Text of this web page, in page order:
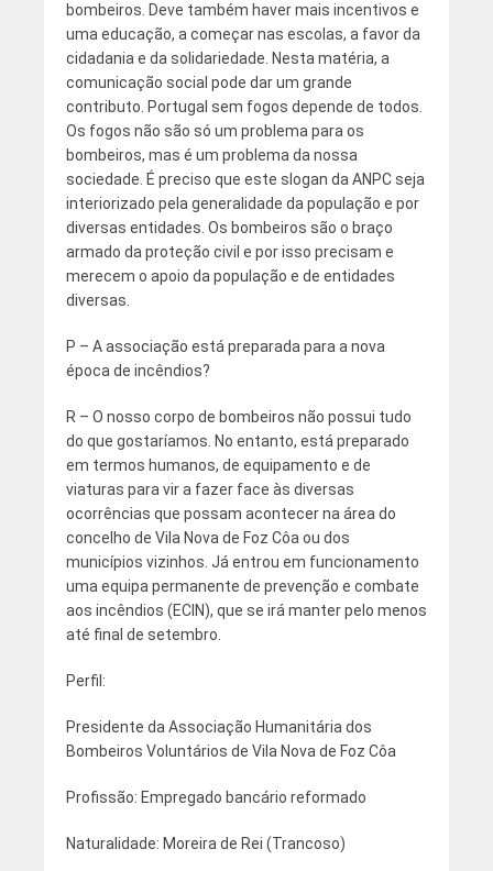
bombeiros. Deve também haver mais incentivos e
uma educação, a começar nas escolas, a favor da
cidadania e da solidariedade. Nesta matéria, a
comunicação social pode dar um grande
contributo. Portugal sem fogos depende de todos.
Os fogos não são só um problema para os
bombeiros, mas é um problema da nossa
sociedade. É preciso que este slogan da ANPC seja
interiorizado pela generalidade da população e por
diversas entidades. Os bombeiros são o braço
armado da proteção civil e por isso precisam e
merecem o apoio da população e de entidades
diversas.
P – A associação está preparada para a nova
época de incêndios?
R – O nosso corpo de bombeiros não possui tudo
do que gostaríamos. No entanto, está preparado
em termos humanos, de equipamento e de
viaturas para vir a fazer face às diversas
ocorrências que possam acontecer na área do
concelho de Vila Nova de Foz Côa ou dos
municípios vizinhos. Já entrou em funcionamento
uma equipa permanente de prevenção e combate
aos incêndios (ECIN), que se irá manter pelo menos
até final de setembro.
Perfil:
Presidente da Associação Humanitária dos
Bombeiros Voluntários de Vila Nova de Foz Côa
Profissão: Empregado bancário reformado
Naturalidade: Moreira de Rei (Trancoso)